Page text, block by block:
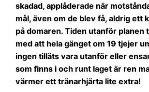
skadad, applåderade när
mål, även om de blev få, aldrig ett
på domaren. Tiden utanför planen
med att hela gänget om 19 tjejer
ingen tilläts vara utanför eller
som finns i och runt laget är ren
värmer ett tränarhjärta lite extra!